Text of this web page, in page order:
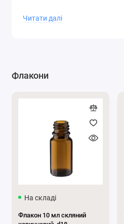
Читати далі
Флакони
На складі
Флакон 10 мл скляний